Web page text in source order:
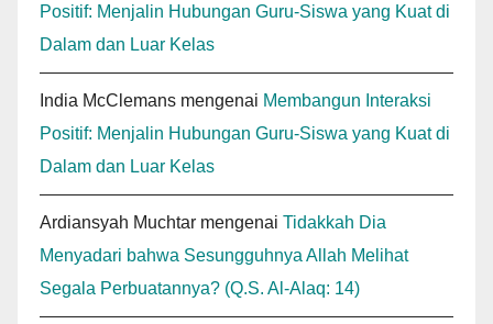
Positif: Menjalin Hubungan Guru-Siswa yang Kuat di
Dalam dan Luar Kelas
India McClemans mengenai Membangun Interaksi
Positif: Menjalin Hubungan Guru-Siswa yang Kuat di
Dalam dan Luar Kelas
Ardiansyah Muchtar mengenai Tidakkah Dia
Menyadari bahwa Sesungguhnya Allah Melihat
Segala Perbuatannya? (Q.S. Al-Alaq: 14)